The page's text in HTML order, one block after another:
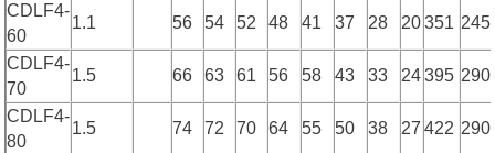
CDLF4-
60
1.1 56 54 52 48 41 37 28 20 351 245
CDLF4-
70
1.5 66 63 61 56 58 43 33 24 395 290
CDLF4-
80
1.5 74 72 70 64 55 50 38 27 422 290